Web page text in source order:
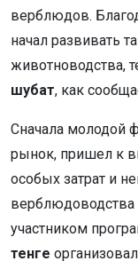
верблюдов.
начал развивать
животноводства,
шубат, как
Сначала молодой
рынок, пришел к
особых затрат и
верблюдоводства
участником
тенге